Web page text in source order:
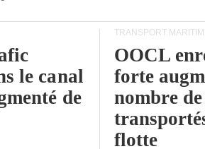
le canal
de
TRANSPORT
OOCL
forte
nombre
flotte